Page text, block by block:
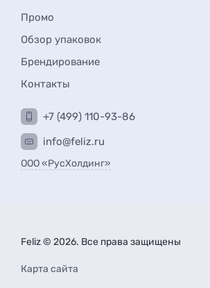
Промо
Обзор упаковок
Брендирование
Контакты
+7 (499) 110-93-86
info@feliz.ru
ООО «РусХолдинг»
Feliz © 2026. Все права защищены
Карта сайта